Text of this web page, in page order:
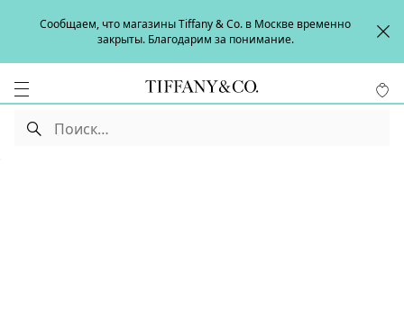
Сообщаем, что магазины Tiffany & Co. в Москве временно
закрыты. Благодарим за понимание.